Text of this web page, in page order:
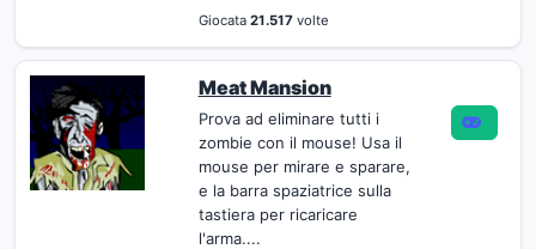
Giocata 21.517volte
Meat Mansion
Prova ad eliminare tutti i
zombie con il mouse! Usa il
mouse per mirare e sparare,
e la barra spaziatrice sulla
tastiera per ricaricare
l'arma....